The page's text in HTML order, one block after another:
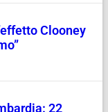
Clooney
22